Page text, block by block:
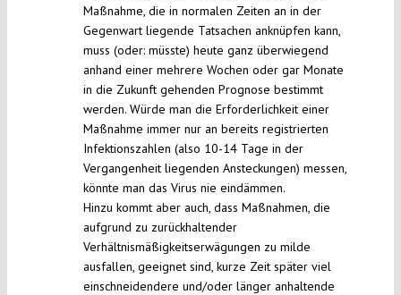
Maßnahme, die in normalen Zeiten an in der
Gegenwart liegende Tatsachen anknüpfen kann,
muss (oder: müsste) heute ganz überwiegend
anhand einer mehrere Wochen oder gar Monate
in die Zukunft gehenden Prognose bestimmt
werden. Würde man die Erforderlichkeit einer
Maßnahme immer nur an bereits registrierten
Infektionszahlen (also 10-14 Tage in der
Vergangenheit liegenden Ansteckungen) messen,
könnte man das Virus nie eindämmen.
Hinzu kommt aber auch, dass Maßnahmen, die
aufgrund zu zurückhaltender
Verhältnismäßigkeitserwägungen zu milde
ausfallen, geeignet sind, kurze Zeit später viel
einschneidendere und/oder länger anhaltende